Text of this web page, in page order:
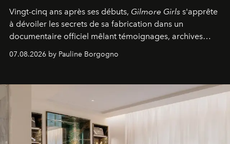
Vingt-cinq ans après ses débuts, Gilmore Girls s'apprête
à dévoiler les secrets de sa fabrication dans un
documentaire officiel mêlant témoignages, archives
générationnel.
07.08.2026 by Pauline Borgogno